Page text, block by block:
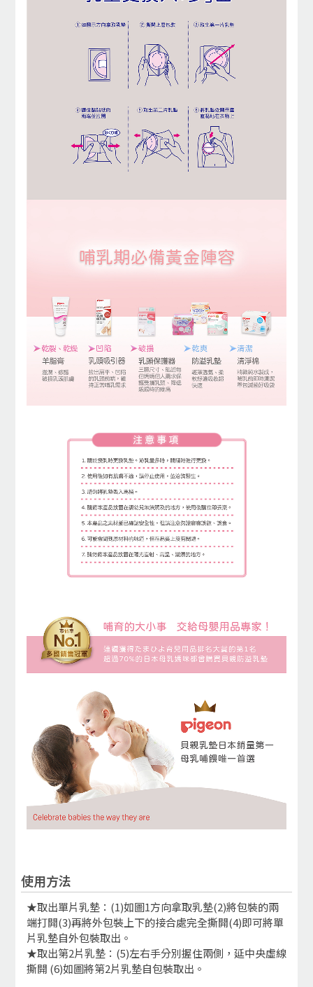
使用方法
★取出單片乳墊：(1)如圖1方向拿取乳墊(2)將包裝的兩
端打開(3)再將外包裝上下的接合處完全撕開(4)即可將單
片乳墊自外包裝取出。
★取出第2片乳墊：(5)左右手分別握住兩側，延中央虛線
撕開 (6)如圖將第2片乳墊自包裝取出。